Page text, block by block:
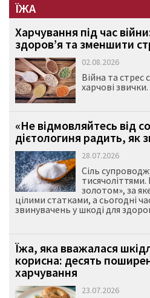
ЇЖА
Харчування під час
здоров’я та зменшити
02.08.2026
Війна та
харчові звички.
«Не відмовляйтесь від
дієтологиня радить, як
28.07.2026
Сіль
золотом», за
цілими статками, а сьогодні
звинувачень у шкоді для
Їжа, яка вважалася
корисна: десять
харчування
23.07.2026